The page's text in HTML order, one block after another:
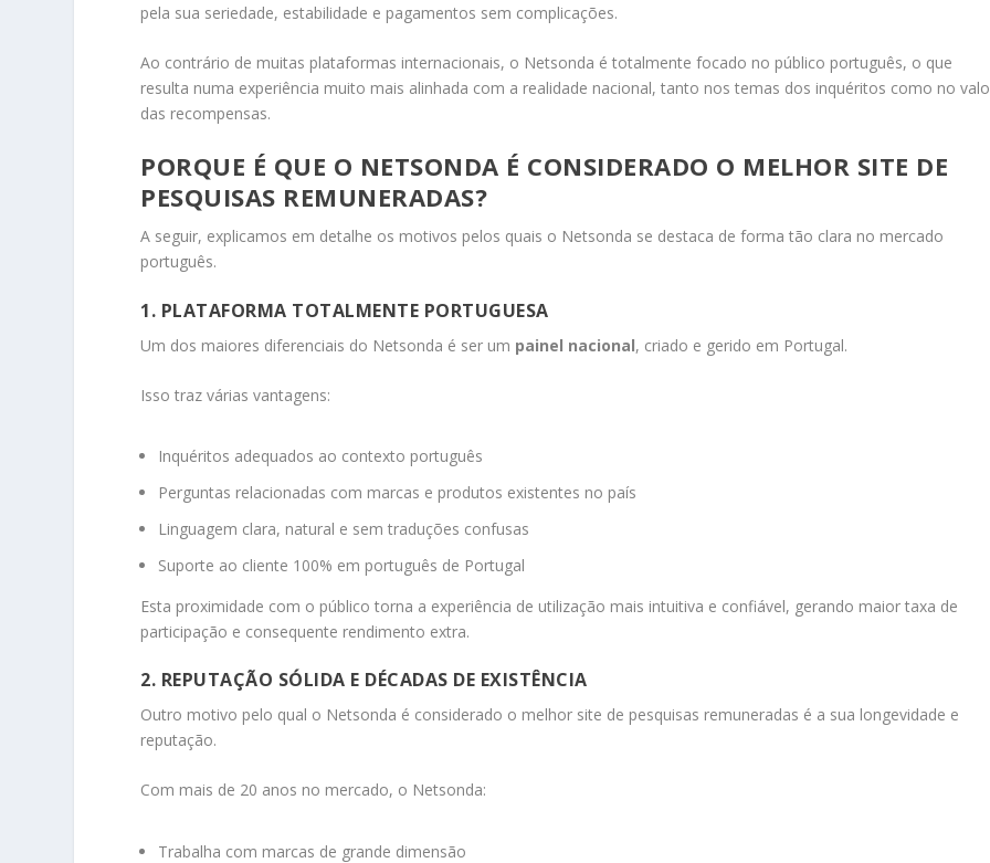
pela sua seriedade, estabilidade e pagamentos sem complicações.
Ao contrário de muitas plataformas internacionais, o Netsonda é totalmente focado no público português, o que
resulta numa experiência muito mais alinhada com a realidade nacional, tanto nos temas dos inquéritos como no
das recompensas.
PORQUE É QUE O NETSONDA É CONSIDERADO O MELHOR SITE DE
PESQUISAS REMUNERADAS?
A seguir, explicamos em detalhe os motivos pelos quais o Netsonda se destaca de forma tão clara no mercado
português.
1. PLATAFORMA TOTALMENTE PORTUGUESA
Um dos maiores diferenciais do Netsonda é ser um painel nacional, criado e gerido em Portugal.
Isso traz várias vantagens:
Inquéritos adequados ao contexto português
Perguntas relacionadas com marcas e produtos existentes no país
Linguagem clara, natural e sem traduções confusas
Suporte ao cliente 100% em português de Portugal
Esta proximidade com o público torna a experiência de utilização mais intuitiva e confiável, gerando maior taxa de
participação e consequente rendimento extra.
2. REPUTAÇÃO SÓLIDA E DÉCADAS DE EXISTÊNCIA
Outro motivo pelo qual o Netsonda é considerado o melhor site de pesquisas remuneradas é a sua longevidade e
reputação.
Com mais de 20 anos no mercado, o Netsonda:
Trabalha com marcas de grande dimensão